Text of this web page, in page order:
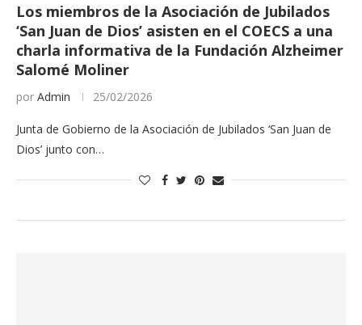
Los miembros de la Asociación de Jubilados
‘San Juan de Dios’ asisten en el COECS a una
charla informativa de la Fundación Alzheimer
Salomé Moliner
por Admin 25/02/2026
Junta de Gobierno de la Asociación de Jubilados ‘San Juan de
Dios’ junto con…